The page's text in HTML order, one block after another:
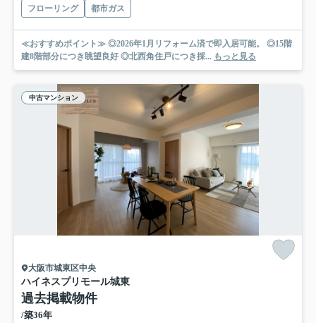
フローリング
都市ガス
≪おすすめポイント≫ ◎2026年1月リフォーム済で即入居可能。 ◎15階
建8階部分につき眺望良好 ◎北西角住戸につき採... もっと見る
中古マンション
大阪市城東区中央
ハイネスプリモール城東
過去掲載物件
/築36年